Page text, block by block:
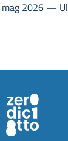
2026 —